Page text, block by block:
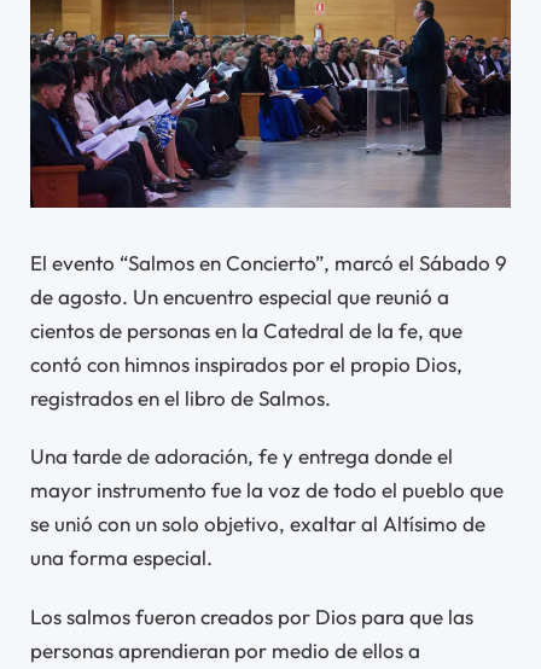
El evento “Salmos en Concierto”, marcó el Sábado 9
de agosto. Un encuentro especial que reunió a
cientos de personas en la Catedral de la fe, que
contó con himnos inspirados por el propio Dios,
registrados en el libro de Salmos.
Una tarde de adoración, fe y entrega donde el
mayor instrumento fue la voz de todo el pueblo que
se unió con un solo objetivo, exaltar al Altísimo de
una forma especial.
Los salmos fueron creados por Dios para que las
personas aprendieran por medio de ellos a